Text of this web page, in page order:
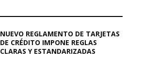
NUEVO REGLAMENTO DE TARJETAS
DE CRÉDITO IMPONE REGLAS
CLARAS Y ESTANDARIZADAS